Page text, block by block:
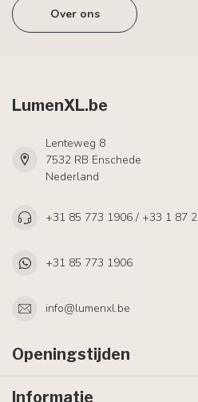
Over ons
LumenXL.be
Lenteweg 8
7532 RB Enschede
Nederland
+31 85 773 1906 / +33 1 87
+31 85 773 1906
info@lumenxl.be
Openingstijden
Informatie